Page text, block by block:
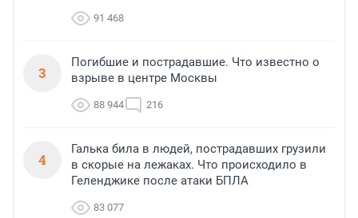
91 468
3
Погибшие и пострадавшие. Что известно о
взрыве в центре Москвы
88 944 216
4
Галька била в людей, пострадавших грузили
в скорые на лежаках. Что происходило в
Геленджике после атаки БПЛА
83 077